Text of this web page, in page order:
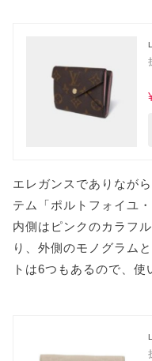
エレガンスでありなが
テム「ポルトフォイユ・
内側はピンクのカラフ
り、外側のモノグラム
トは6つもあるので、使